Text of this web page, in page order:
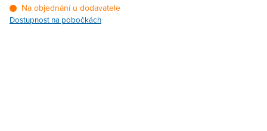
Na objednání u dodavatele
Dostupnost na pobočkách